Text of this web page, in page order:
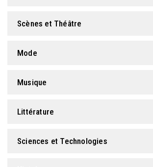
Scènes et Théâtre
Mode
Musique
Littérature
Sciences et Technologies